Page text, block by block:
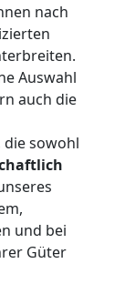
nach
Auswahl
auch die
sowohl
und bei
Güter